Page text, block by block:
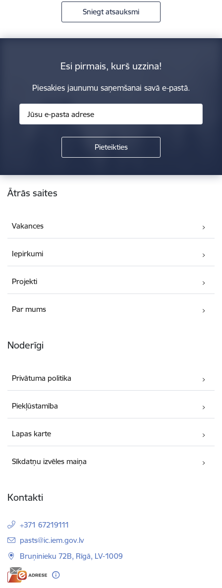
Sniegt atsauksmi
Esi pirmais, kurš uzzina!
Piesakies jaunumu saņemšanai savā e-pastā.
Kājene
Ātrās saites
Vakances
Iepirkumi
Projekti
Par mums
Noderīgi
Privātuma politika
Piekļūstamība
Lapas karte
Sīkdatņu izvēles maiņa
Kontakti
+371 67219111
E-pasts:
pasts@ic.iem.gov.lv
Bruņinieku 72B, Rīgā, LV-1009